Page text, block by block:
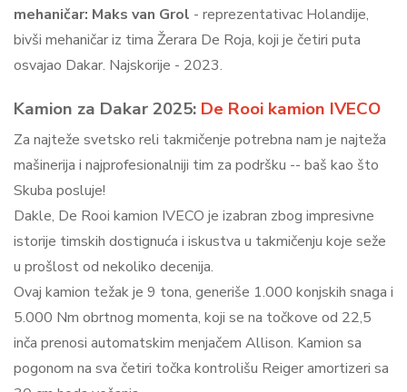
mehaničar: Maks van Grol - reprezentativac Holandije,
bivši mehaničar iz tima Žerara De Roja, koji je četiri puta
osvajao Dakar. Najskorije - 2023.
Kamion za Dakar 2025: De Rooi kamion IVECO
Za najteže svetsko reli takmičenje potrebna nam je najteža
mašinerija i najprofesionalniji tim za podršku -- baš kao što
Skuba posluje!
Dakle, De Rooi kamion IVECO je izabran zbog impresivne
istorije timskih dostignuća i iskustva u takmičenju koje seže
u prošlost od nekoliko decenija.
Ovaj kamion težak je 9 tona, generiše 1.000 konjskih snaga i
5.000 Nm obrtnog momenta, koji se na točkove od 22,5
inča prenosi automatskim menjačem Allison. Kamion sa
pogonom na sva četiri točka kontrolišu Reiger amortizeri sa